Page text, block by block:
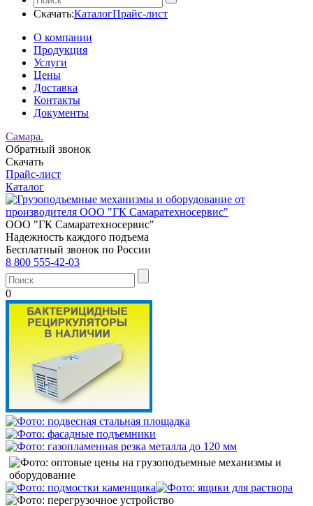
Скачать:КаталогПрайс-лист
О компании
Продукция
Услуги
Цены
Доставка
Контакты
Документы
Самара.
Обратный звонок
Скачать
Прайс-лист
Каталог
ООО "ГК Самаратехносервис"
Надежность каждого подъема
Бесплатный звонок по России
8 800 555-42-03
0